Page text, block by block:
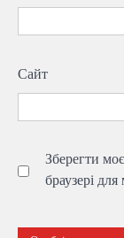
Сайт
Зберегти
браузері